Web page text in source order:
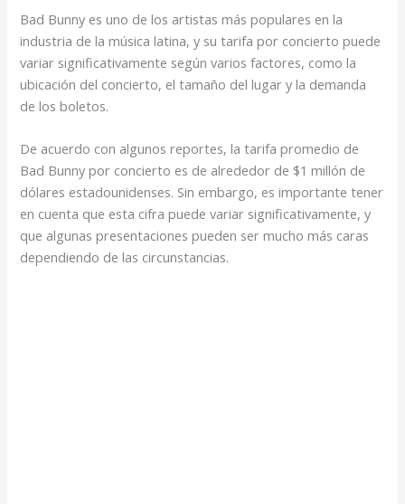
Bad Bunny es uno de los artistas más populares en la
industria de la música latina, y su tarifa por concierto puede
variar significativamente según varios factores, como la
ubicación del concierto, el tamaño del lugar y la demanda
de los boletos.
De acuerdo con algunos reportes, la tarifa promedio de
Bad Bunny por concierto es de alrededor de $1 millón de
dólares estadounidenses. Sin embargo, es importante tener
en cuenta que esta cifra puede variar significativamente, y
que algunas presentaciones pueden ser mucho más caras
dependiendo de las circunstancias.